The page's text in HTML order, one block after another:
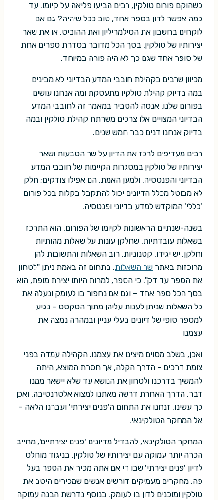
כשהוקם פורום טולקין, רבים הביעו פליאה על קיומו. עד
כמה אפשר לדון בספר אחד, טוב ככל שיהיה? גם אם
לוקחים בחשבון את הסילמריליון ואת ההוביט, או את שאר
יצירותיו של טולקין, בסך הכל מדובר בסדרת ספרים אחת
של סופר אחד שגם כך לא היה פורה במיוחד.
מכיוון שרבים בקהילת חובבי המדע הבדיוני לא מבינים
במה בדיוק קהילת טולקין מתעסקת ומה אנחנו עושים
בפורום שלנו, אנסה להסביר במאמר זה לחובבי המדע
הבדיוני המצויים אלו צרכים משרתת קהילת טולקין ובמה
בדיוק אנחנו דנים כבר חמש שנים.
רבים מעדיפים לרכז את הדיון על שר הטבעות ושאר
יצירותיו של טולקין במסגרות הקיימות של חובבי המדע
הבדיוני והפנטסיה. ולמען האמת, הם אפילו צודקים; חלק
לא מבוטל מכלל הדיונים יכול להתקבל בקלות בכל פורום
'כללי' המוקדש למדע בדיוני ופנטסיה.
בשנה-שנתיים הראשונות לקיומו של הפורום, הוא התרכז
בשאלות עובדתיות, שחלקן עונות על שאלות מהותיות
וחלקן, יש יגידו, קטנוניות. רוב השאלות והתשובות להן
מרוכזות באתר שר השאלות. בתחום זה באמת ניתן "לטחון
את הספר עד דק". כי הספר, למרות היותו יצירת מופת, הוא
בסך הכל ספר אחד – וגם אם נחפור בו לעומק ונעלה את
כל השאלות שניתן לענות עליהן מתוך הטקסט – נגיע
למספר סופי של דיונים בעלי עניין ובמהרה נמצה את
עצמנו.
ואכן, בשלב מסוים מיצינו את עצמנו. הקהילה עמדה בפני
צומת דרכים – הדרך הקלה, אך חסרת המוצא, היתה
להמשיך בדרכנו ולטחון את הנושא עד שלא יישאר ממנו
דבר. הדרך האחרת דרשה מאתנו למצוא אלטרנטיבה, ואכן
כך עשינו. זנחנו את התחום ה'פנים יצירתי' ועברנו הלאה –
אל המחקר הטולקינאי.
המחקר הטולקינאי, להבדיל מדיונים 'פנים יצירתיים', מחייב
הכרה יותר עמוקה עם יצירותיו של טולקין. בניגוד מוחלט
לדיון 'פנים יצירתי' שבו די אם אתה מכיר את הספר בעל
פה, מחקרים מעמיקים דורשים אנשים שמכירים היטב את
טולקין ומוכנים לדון בו לעומק. בנוסף נדרשת הבנה עמוקה